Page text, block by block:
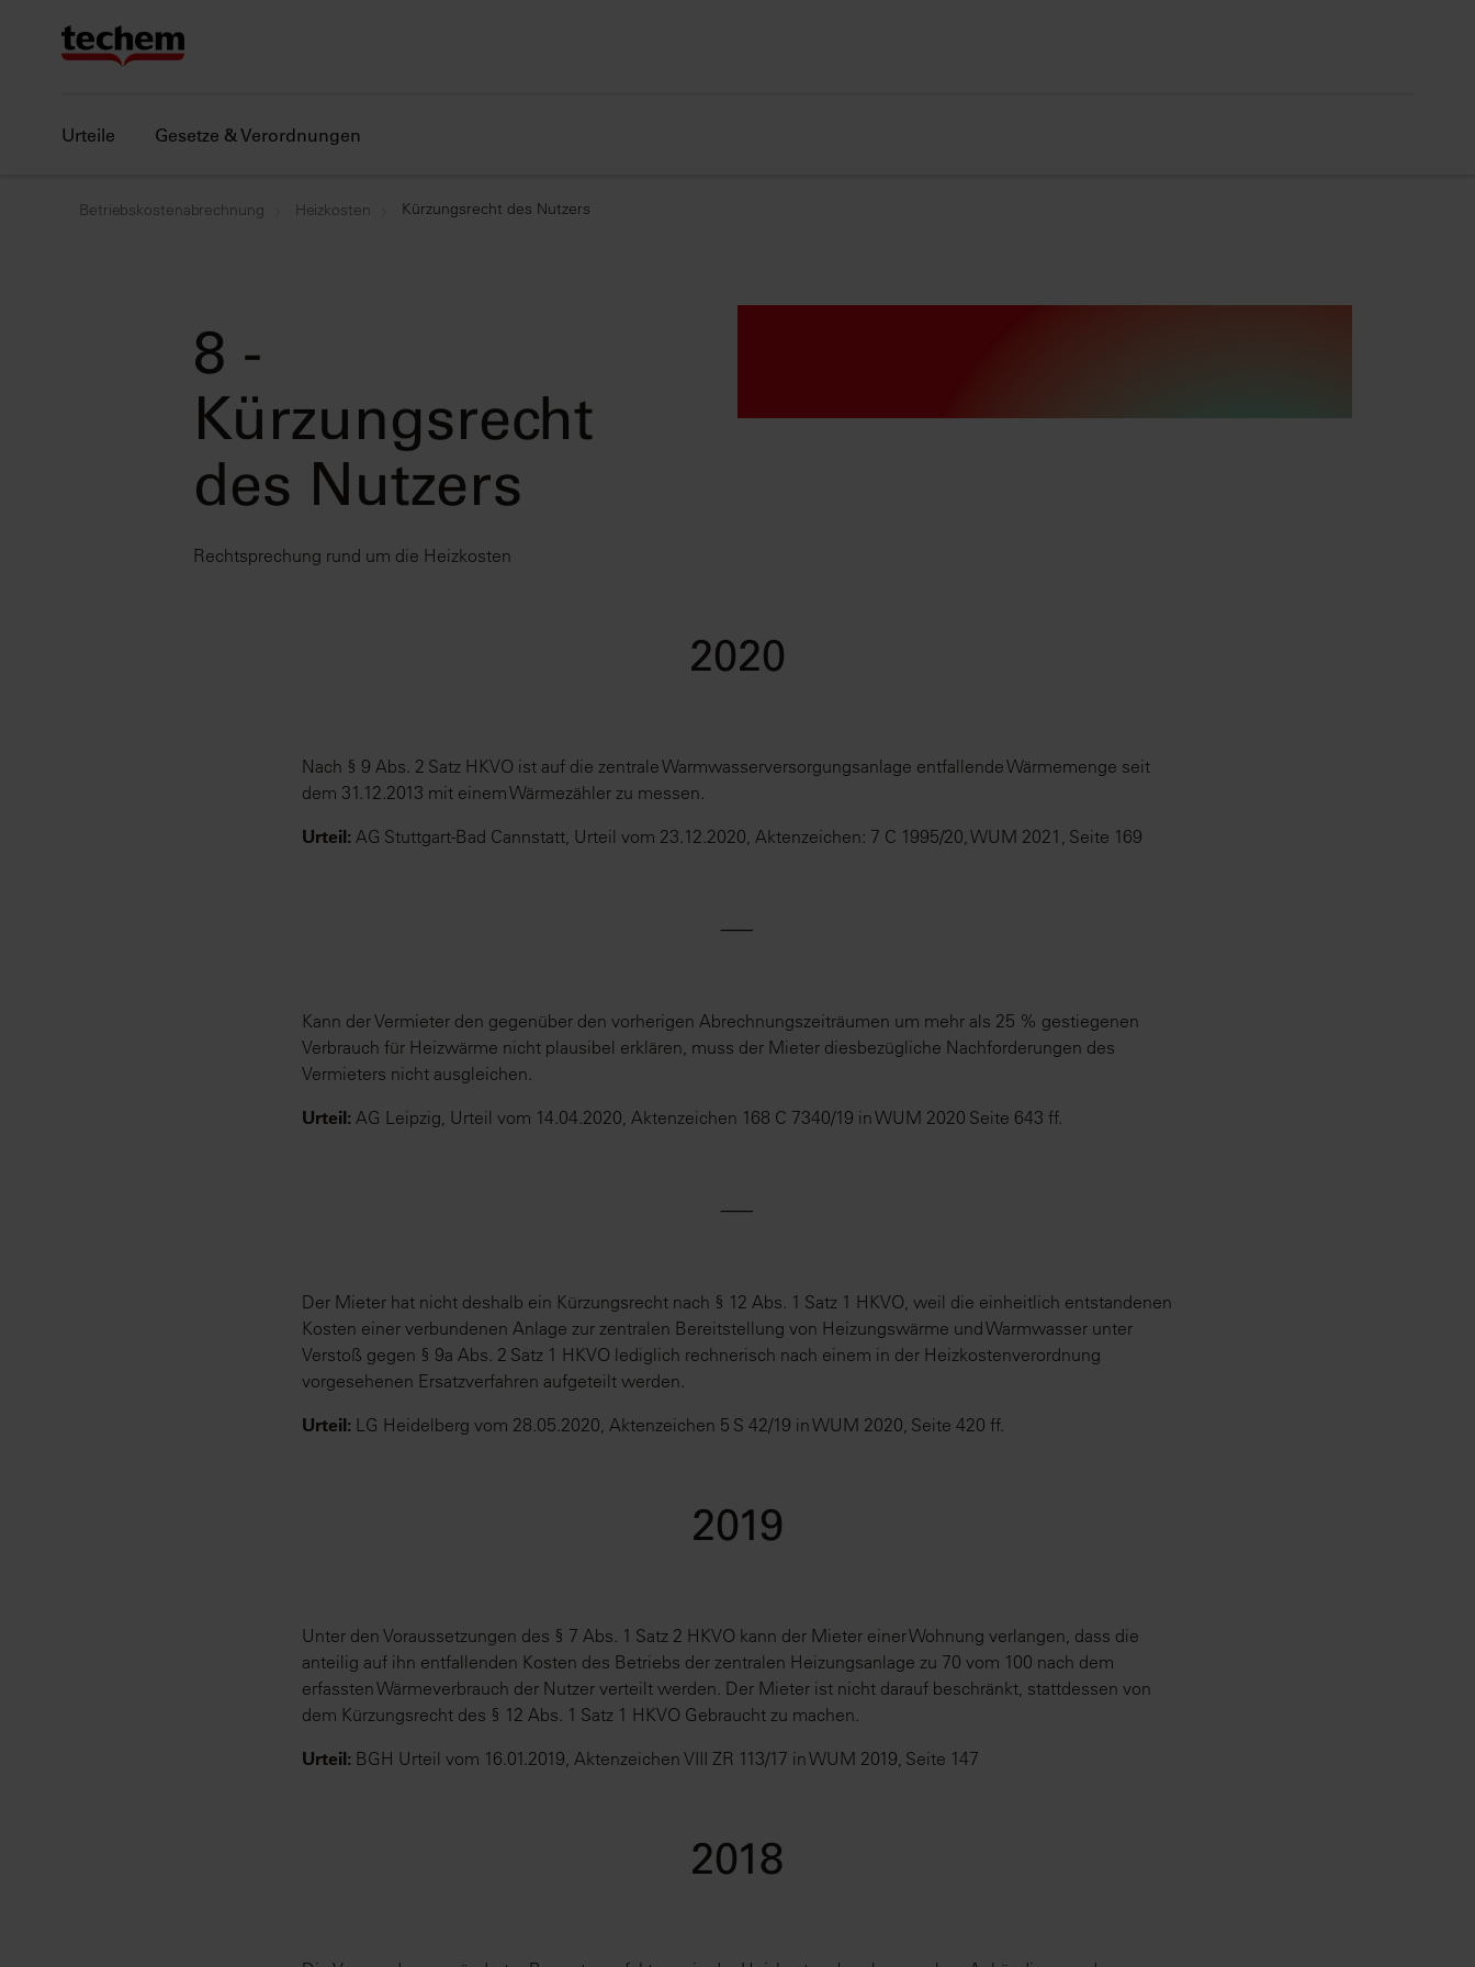
Urteile Gesetze & Verordnungen
Betriebskostenabrechnung Heizkosten Kürzungsrecht des Nutzers
8 -
Kürzungsrecht
des Nutzers
Rechtsprechung rund um die Heizkosten
2020
Nach § 9 Abs. 2 Satz HKVO ist auf die zentrale Warmwasserversorgungsanlage entfallende Wärmemenge seit
dem 31.12.2013 mit einem Wärmezähler zu messen.
Urteil: AG Stuttgart-Bad Cannstatt, Urteil vom 23.12.2020, Aktenzeichen: 7 C 1995/20, WUM 2021, Seite 169
⸺
Kann der Vermieter den gegenüber den vorherigen Abrechnungszeiträumen um mehr als 25 % gestiegenen
Verbrauch für Heizwärme nicht plausibel erklären, muss der Mieter diesbezügliche Nachforderungen des
Vermieters nicht ausgleichen.
Urteil: AG Leipzig, Urteil vom 14.04.2020, Aktenzeichen 168 C 7340/19 in WUM 2020 Seite 643 ff.
⸺
Der Mieter hat nicht deshalb ein Kürzungsrecht nach § 12 Abs. 1 Satz 1 HKVO, weil die einheitlich entstandenen
Kosten einer verbundenen Anlage zur zentralen Bereitstellung von Heizungswärme und Warmwasser unter
Verstoß gegen § 9a Abs. 2 Satz 1 HKVO lediglich rechnerisch nach einem in der Heizkostenverordnung
vorgesehenen Ersatzverfahren aufgeteilt werden.
Urteil: LG Heidelberg vom 28.05.2020, Aktenzeichen 5 S 42/19 in WUM 2020, Seite 420 ff.
2019
Unter den Voraussetzungen des § 7 Abs. 1 Satz 2 HKVO kann der Mieter einer Wohnung verlangen, dass die
anteilig auf ihn entfallenden Kosten des Betriebs der zentralen Heizungsanlage zu 70 vom 100 nach dem
erfassten Wärmeverbrauch der Nutzer verteilt werden. Der Mieter ist nicht darauf beschränkt, stattdessen von
dem Kürzungsrecht des § 12 Abs. 1 Satz 1 HKVO Gebraucht zu machen.
Urteil: BGH Urteil vom 16.01.2019, Aktenzeichen VIII ZR 113/17 in WUM 2019, Seite 147
2018